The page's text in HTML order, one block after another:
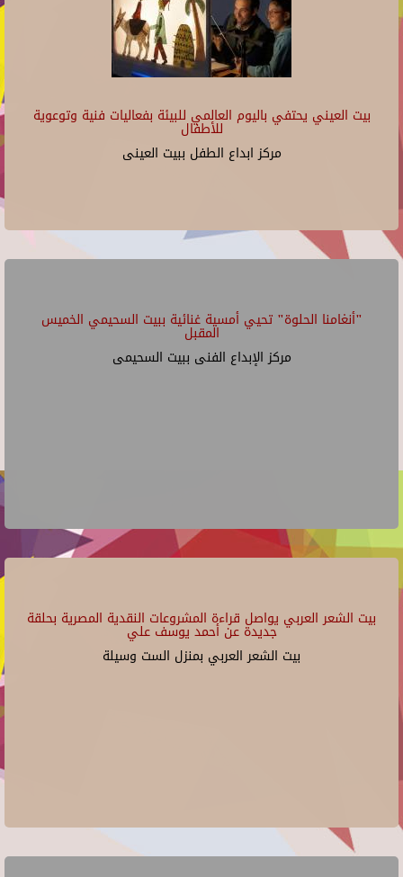
بيت العيني يحتفي باليوم العالمي للبيئة بفعاليات فنية وتوعوية
للأطفال
مركز ابداع الطفل ببيت العينى
"أنغامنا الحلوة" تحيي أمسية غنائية ببيت السحيمي الخميس
المقبل
مركز الإبداع الفنى ببيت السحيمى
بيت الشعر العربي يواصل قراءة المشروعات النقدية المصرية بحلقة
جديدة عن أحمد يوسف علي
بيت الشعر العربي بمنزل الست وسيلة